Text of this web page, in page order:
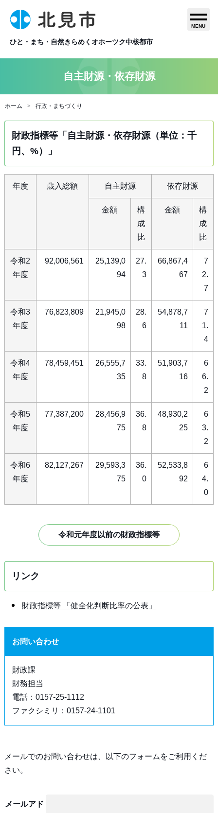
ひと・まち・自然きらめくオホーツク中核都市
MENU
自主財源・依存財源
ホーム 行政・まちづくり
財政指標等「自主財源・依存財源（単位：千
円、%）」
年度 歳入総額 自主財源 依存財源
金額
構
成
比
金額
構
成
比
令和2
年度
92,006,561
25,139,0
94
27.
3
66,867,4
67
7
2.
7
令和3
年度
76,823,809
21,945,0
98
28.
6
54,878,7
11
7
1.
4
令和4
年度
78,459,451
26,555,7
35
33.
8
51,903,7
16
6
6.
2
令和5
年度
77,387,200
28,456,9
75
36.
8
48,930,2
25
6
3.
2
令和6
年度
82,127,267
29,593,3
75
36.
0
52,533,8
92
6
4.
0
令和元年度以前の財政指標等
リンク
財政指標等 「健全化判断比率の公表」
お問い合わせ
財政課
財務担当
電話：0157-25-1112
ファクシミリ：0157-24-1101
メールでのお問い合わせは、以下のフォームをご利用くだ
さい。
メールアド